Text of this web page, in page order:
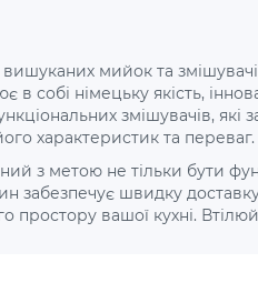
вишуканих мийок та
в собі німецьку якість,
змішувачів,
характеристик та переваг.
з метою не тільки бути
швидку
вашої кухні.